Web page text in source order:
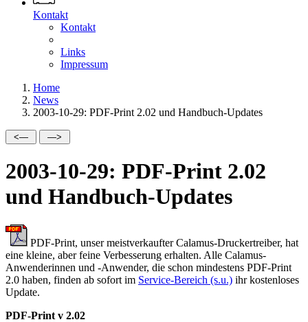
Kontakt
Kontakt
Links
Impressum
Home
News
2003-10-29: PDF-Print 2.02 und Handbuch-Updates
2003-10-29: PDF-Print 2.02
und Handbuch-Updates
PDF-Print, unser meistverkaufter Calamus-Druckertreiber, hat
eine kleine, aber feine Verbesserung erhalten. Alle Calamus-
Anwenderinnen und -Anwender, die schon mindestens PDF-Print
2.0 haben, finden ab sofort im Service-Bereich (s.u.) ihr kostenloses
Update.
PDF-Print v 2.02